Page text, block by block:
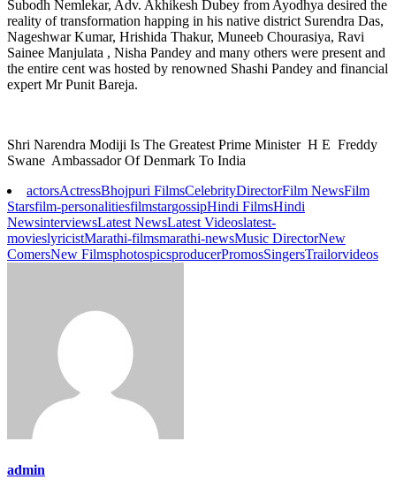
Subodh Nemlekar, Adv. Akhikesh Dubey from Ayodhya desired the
reality of transformation happing in his native district Surendra Das,
Nageshwar Kumar, Hrishida Thakur, Muneeb Chourasiya, Ravi
Sainee Manjulata , Nisha Pandey and many others were present and
the entire cent was hosted by renowned Shashi Pandey and financial
expert Mr Punit Bareja.
Shri Narendra Modiji Is The Greatest Prime Minister H E Freddy
Swane Ambassador Of Denmark To India
actorsActressBhojpuri FilmsCelebrityDirectorFilm NewsFilm
Starsfilm-personalitiesfilmstargossipHindi FilmsHindi
NewsinterviewsLatest NewsLatest Videoslatest-
movieslyricistMarathi-filmsmarathi-newsMusic DirectorNew
ComersNew FilmsphotospicsproducerPromosSingersTrailorvideos
admin